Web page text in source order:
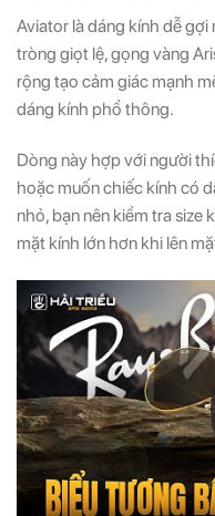
Aviator là dáng kính dễ gợi
tròng giọt lệ, gọng vàng
rộng tạo cảm giác mạnh
dáng kính phổ thông.
Dòng này hợp với người
hoặc muốn chiếc kính có
nhỏ, bạn nên kiểm tra
mặt kính lớn hơn khi lên